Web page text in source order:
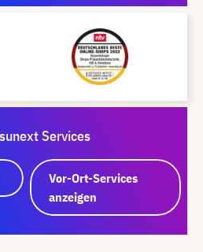
Services
Vor-Ort-Services
anzeigen